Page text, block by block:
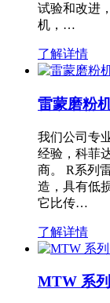
试验和改进
机，…
了解详情
雷蒙磨粉
我们公司专
经验，科菲
商。 R系列
造，具有低
它比传…
了解详情
MTW 系